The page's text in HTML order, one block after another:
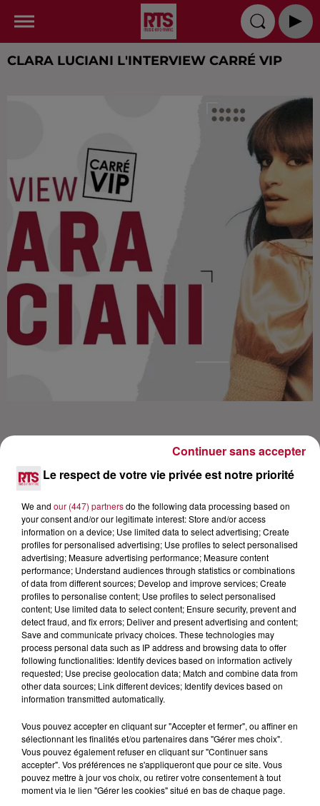
CLARA LUCIANI L'INTERVIEW CARRÉ VIP
Lecture (21 min 10 sec)
RTS
18 mai 2021 - 21 min 10 sec
CLARA LUCIANI L'INTERVIEW CARRÉ VIP
Le nouvel album de Clara Luciani "Cœur" sera
disponible le 11 juin prochain. Nico est parti à la
rencontre de Clara Luciani pour tenter d'en
apprendre plus sur ce nouveau projet encore bien
tenu secret... Et vous verrez, Clara nous a livré
quelques infos exclusives...
Nos réseaux :
Site : https:www.rtsfm.com
Facebook :https://www.facebook.com/rtslaradiodu...
Le respect de votre vie privée est notre priorité
We and our (447) partnersdo the following data processing based on
your consent and/or our legitimate interest: Store and/or access
information on a device; Use limited data to select advertising; Create
profiles for personalised advertising; Use profiles to select personalised
advertising; Measure advertising performance; Measure content
performance; Understand audiences through statistics or combinations
of data from different sources; Develop and improve services; Create
profiles to personalise content; Use profiles to select personalised
content; Use limited data to select content; Ensure security, prevent and
detect fraud, and fix errors; Deliver and present advertising and content;
Save and communicate privacy choices. These technologies may
process personal data such as IP address and browsing data to offer
following functionalities: Identify devices based on information actively
requested; Use precise geolocation data; Match and combine data from
other data sources; Link different devices; Identify devices based on
information transmitted automatically.
Vous pouvez accepter en cliquant sur "Accepter et fermer", ou affiner en
sélectionnant les finalités et/ou partenaires dans "Gérer mes choix".
Vous pouvez également refuser en cliquant sur "Continuer sans
accepter". Vos préférences ne s'appliqueront que pour ce site. Vous
pouvez mettre à jour vos choix, ou retirer votre consentement à tout
moment via le lien "Gérer les cookies" situé en bas de chaque page.
Continuer sans accepter